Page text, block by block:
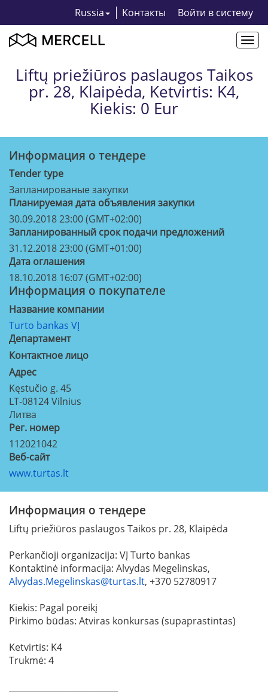
Russia Kонтакты Bойти в систему
Liftų priežiūros paslaugos Taikos
pr. 28, Klaipėda, Ketvirtis: K4,
Kiekis: 0 Eur
Информация о тендерe
Tender type
Запланированые закупки
Планируемая дата объявления закупки
30.09.2018 23:00 (GMT+02:00)
Запланированный срок подачи предложений
31.12.2018 23:00 (GMT+01:00)
Дата оглашения
18.10.2018 16:07 (GMT+02:00)
Информация о покупателе
Название компании
Turto bankas VĮ
Департамент
Контактное лицо
Aдрес
Kęstučio g. 45
LT-08124Vilnius
Литва
Рег. номер
112021042
Веб-сайт
www.turtas.lt
Информация о тендере
Liftų priežiūros paslaugos Taikos pr. 28, Klaipėda
Perkančioji organizacija: VĮ Turto bankas
Kontaktinė informacija: Alvydas Megelinskas,
Alvydas.Megelinskas@turtas.lt, +370 52780917
Kiekis: Pagal poreikį
Pirkimo būdas: Atviras konkursas (supaprastintas)
Ketvirtis: K4
Trukmė: 4